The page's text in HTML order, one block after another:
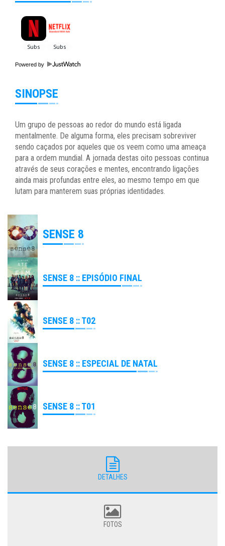
Powered by
SINOPSE
Um grupo de pessoas ao redor do mundo está ligada
mentalmente. De alguma forma, eles precisam sobreviver
sendo caçados por aqueles que os veem como uma ameaça
para a ordem mundial. A jornada destas oito pessoas continua
através de seus corações e mentes, encontrando ligações
ainda mais profundas entre eles, ao mesmo tempo em que
lutam para manterem suas próprias identidades.
SENSE 8
SENSE 8 :: EPISÓDIO FINAL
SENSE 8 :: T02
SENSE 8 :: ESPECIAL DE NATAL
SENSE 8 :: T01
DETALHES
FOTOS